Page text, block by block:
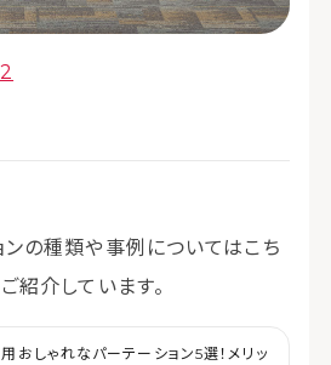
の種類や事例についてはこち
紹介しています。
用おしゃれなパーテーション5選！メリッ